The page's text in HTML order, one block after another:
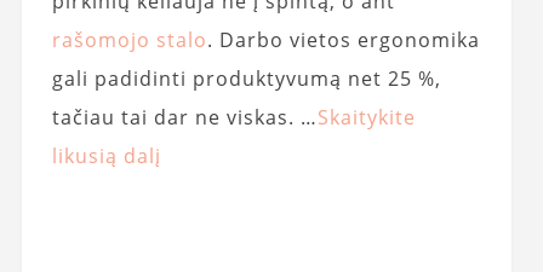
rašomojo stalo. Darbo vietos ergonomika
gali padidinti produktyvumą net 25 %,
tačiau tai dar ne viskas. …Skaitykite
likusią dalį